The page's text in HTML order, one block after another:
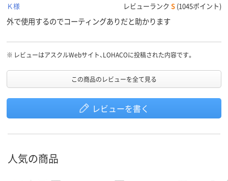
Ｋ様
レビューランク S (1045ポイント)
外で使用するのでコーティングありだと助かります
※ レビューはアスクルWebサイト、LOHACOに投稿された内容です。
この商品のレビューを全て見る
レビューを書く
人気の商品